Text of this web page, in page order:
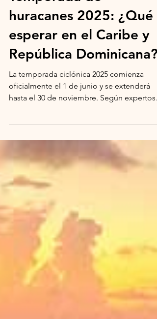
Temporada de
huracanes 2025: ¿Qué
esperar en el Caribe y
República Dominicana?
La temporada ciclónica 2025 comienza
oficialmente el 1 de junio y se extenderá
del Centro Nacional de Huracanes (NHC),
este año se espera una actividad por
del promedio, lo que pone en alerta a los
países del Caribe, incluyendo República
Dominicana.